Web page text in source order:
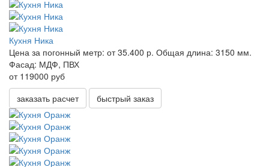
Кухня Ника
Цена за погонный метр: от 35.400 р. Общая длина: 3150 мм.
Фасад: МДФ, ПВХ
от 119000 руб
заказать расчет
быстрый заказ